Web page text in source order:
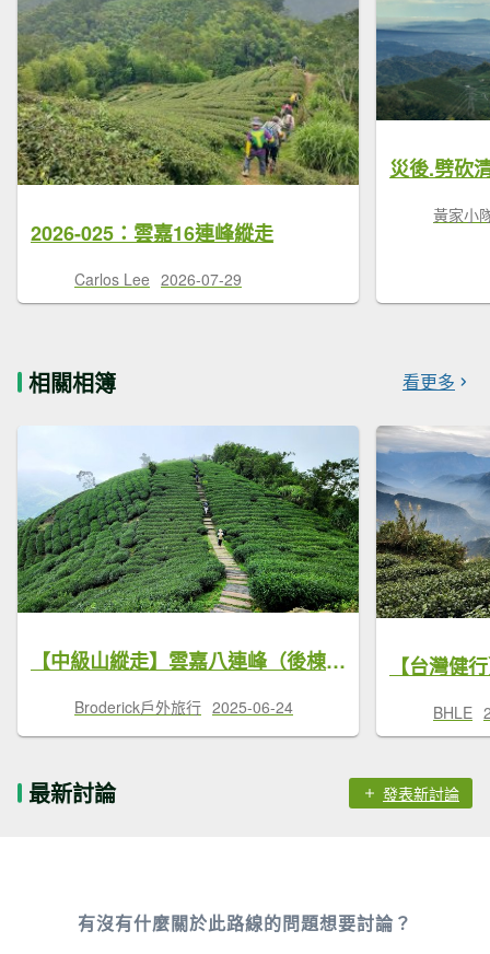
2026-025：雲嘉16連峰縱走
Carlos Lee 2026-07-29
黃家小
相關相簿 看更多
【中級山縱走】雲嘉八連峰（後棟仔山，大尖山，二尖山，馬鞍山，梨子腳山，太平山，大巃頂山及其西北峰）
Broderick戶外旅行 2025-06-24
【台灣健
BHLE
最新討論 發表新討論
有沒有什麼關於此路線的問題想要討論？